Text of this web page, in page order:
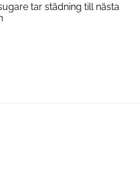
tar städning till nästa